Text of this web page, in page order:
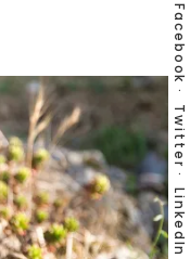
Facebook
Twitter
LinkedIn